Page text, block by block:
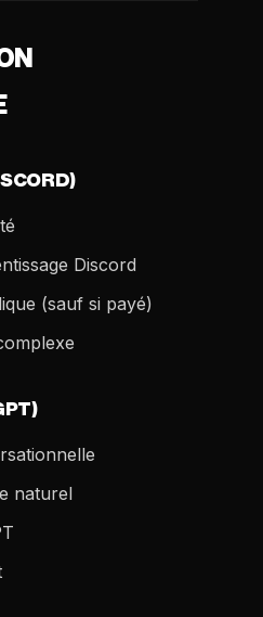
Discord
(sauf si payé)
naturel